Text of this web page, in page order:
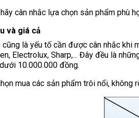
cân nhắc lựa chọn sản phẩm phù
và giá cả
cũng là yếu tố cần được cân nhắc khi
Electrolux, Sharp,... Đây đều là
10.000.000 đồng.
mua các sản phẩm trôi nổi,